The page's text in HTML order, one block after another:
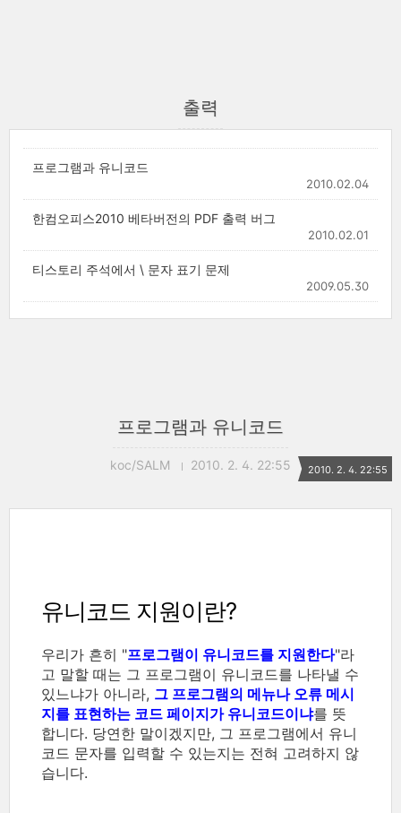
출력
프로그램과 유니코드
2010.02.04
한컴오피스2010 베타버전의 PDF 출력 버그
2010.02.01
티스토리 주석에서 \ 문자 표기 문제
2009.05.30
프로그램과 유니코드
koc/SALM 2010. 2. 4. 22:55 2010. 2. 4. 22:55
유니코드 지원이란?
우리가 흔히 "프로그램이 유니코드를 지원한다"라
고 말할 때는 그 프로그램이 유니코드를 나타낼 수
있느냐가 아니라, 그 프로그램의 메뉴나 오류 메시
지를 표현하는 코드 페이지가 유니코드이냐를 뜻
합니다. 당연한 말이겠지만, 그 프로그램에서 유니
코드 문자를 입력할 수 있는지는 전혀 고려하지 않
습니다.